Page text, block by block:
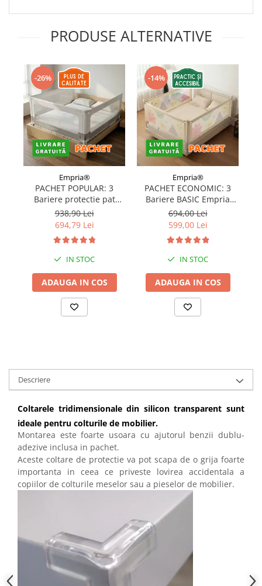
PRODUSE ALTERNATIVE
-26%
Empria®
PACHET POPULAR: 3
Bariere protectie pat
copii, SELECT, 160x200
cm
938,90 Lei
694,79 Lei
IN STOC
ADAUGA IN COS
-14%
Empria®
PACHET ECONOMIC: 3
Bariere BASIC Empria
protectie pat 160X200 cm
+ bara stabilizatoare
694,00 Lei
599,00 Lei
IN STOC
ADAUGA IN COS
Descriere
Coltarele tridimensionale din silicon transparent sunt
ideale pentru colturile de mobilier.
Montarea este foarte usoara cu ajutorul benzii dublu-
adezive inclusa in pachet.
Aceste coltare de protectie va pot scapa de o grija foarte
importanta in ceea ce priveste lovirea accidentala a
copiilor de colturile meselor sau a pieselor de mobilier.